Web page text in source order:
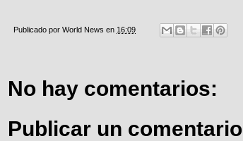
Publicado por World News en 16:09
No hay comentarios:
Publicar un comentario